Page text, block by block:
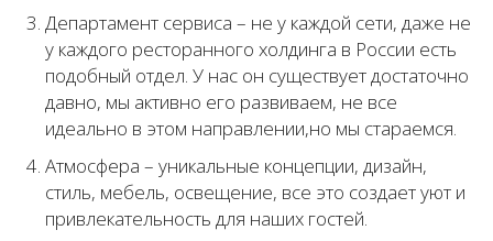
Департамент сервиса – не у каждой сети, даже не
у каждого ресторанного холдинга в России есть
подобный отдел. У нас он существует достаточно
давно, мы активно его развиваем, не все
идеально в этом направлении,но мы стараемся.
Атмосфера – уникальные концепции, дизайн,
стиль, мебель, освещение, все это создает уют и
привлекательность для наших гостей.